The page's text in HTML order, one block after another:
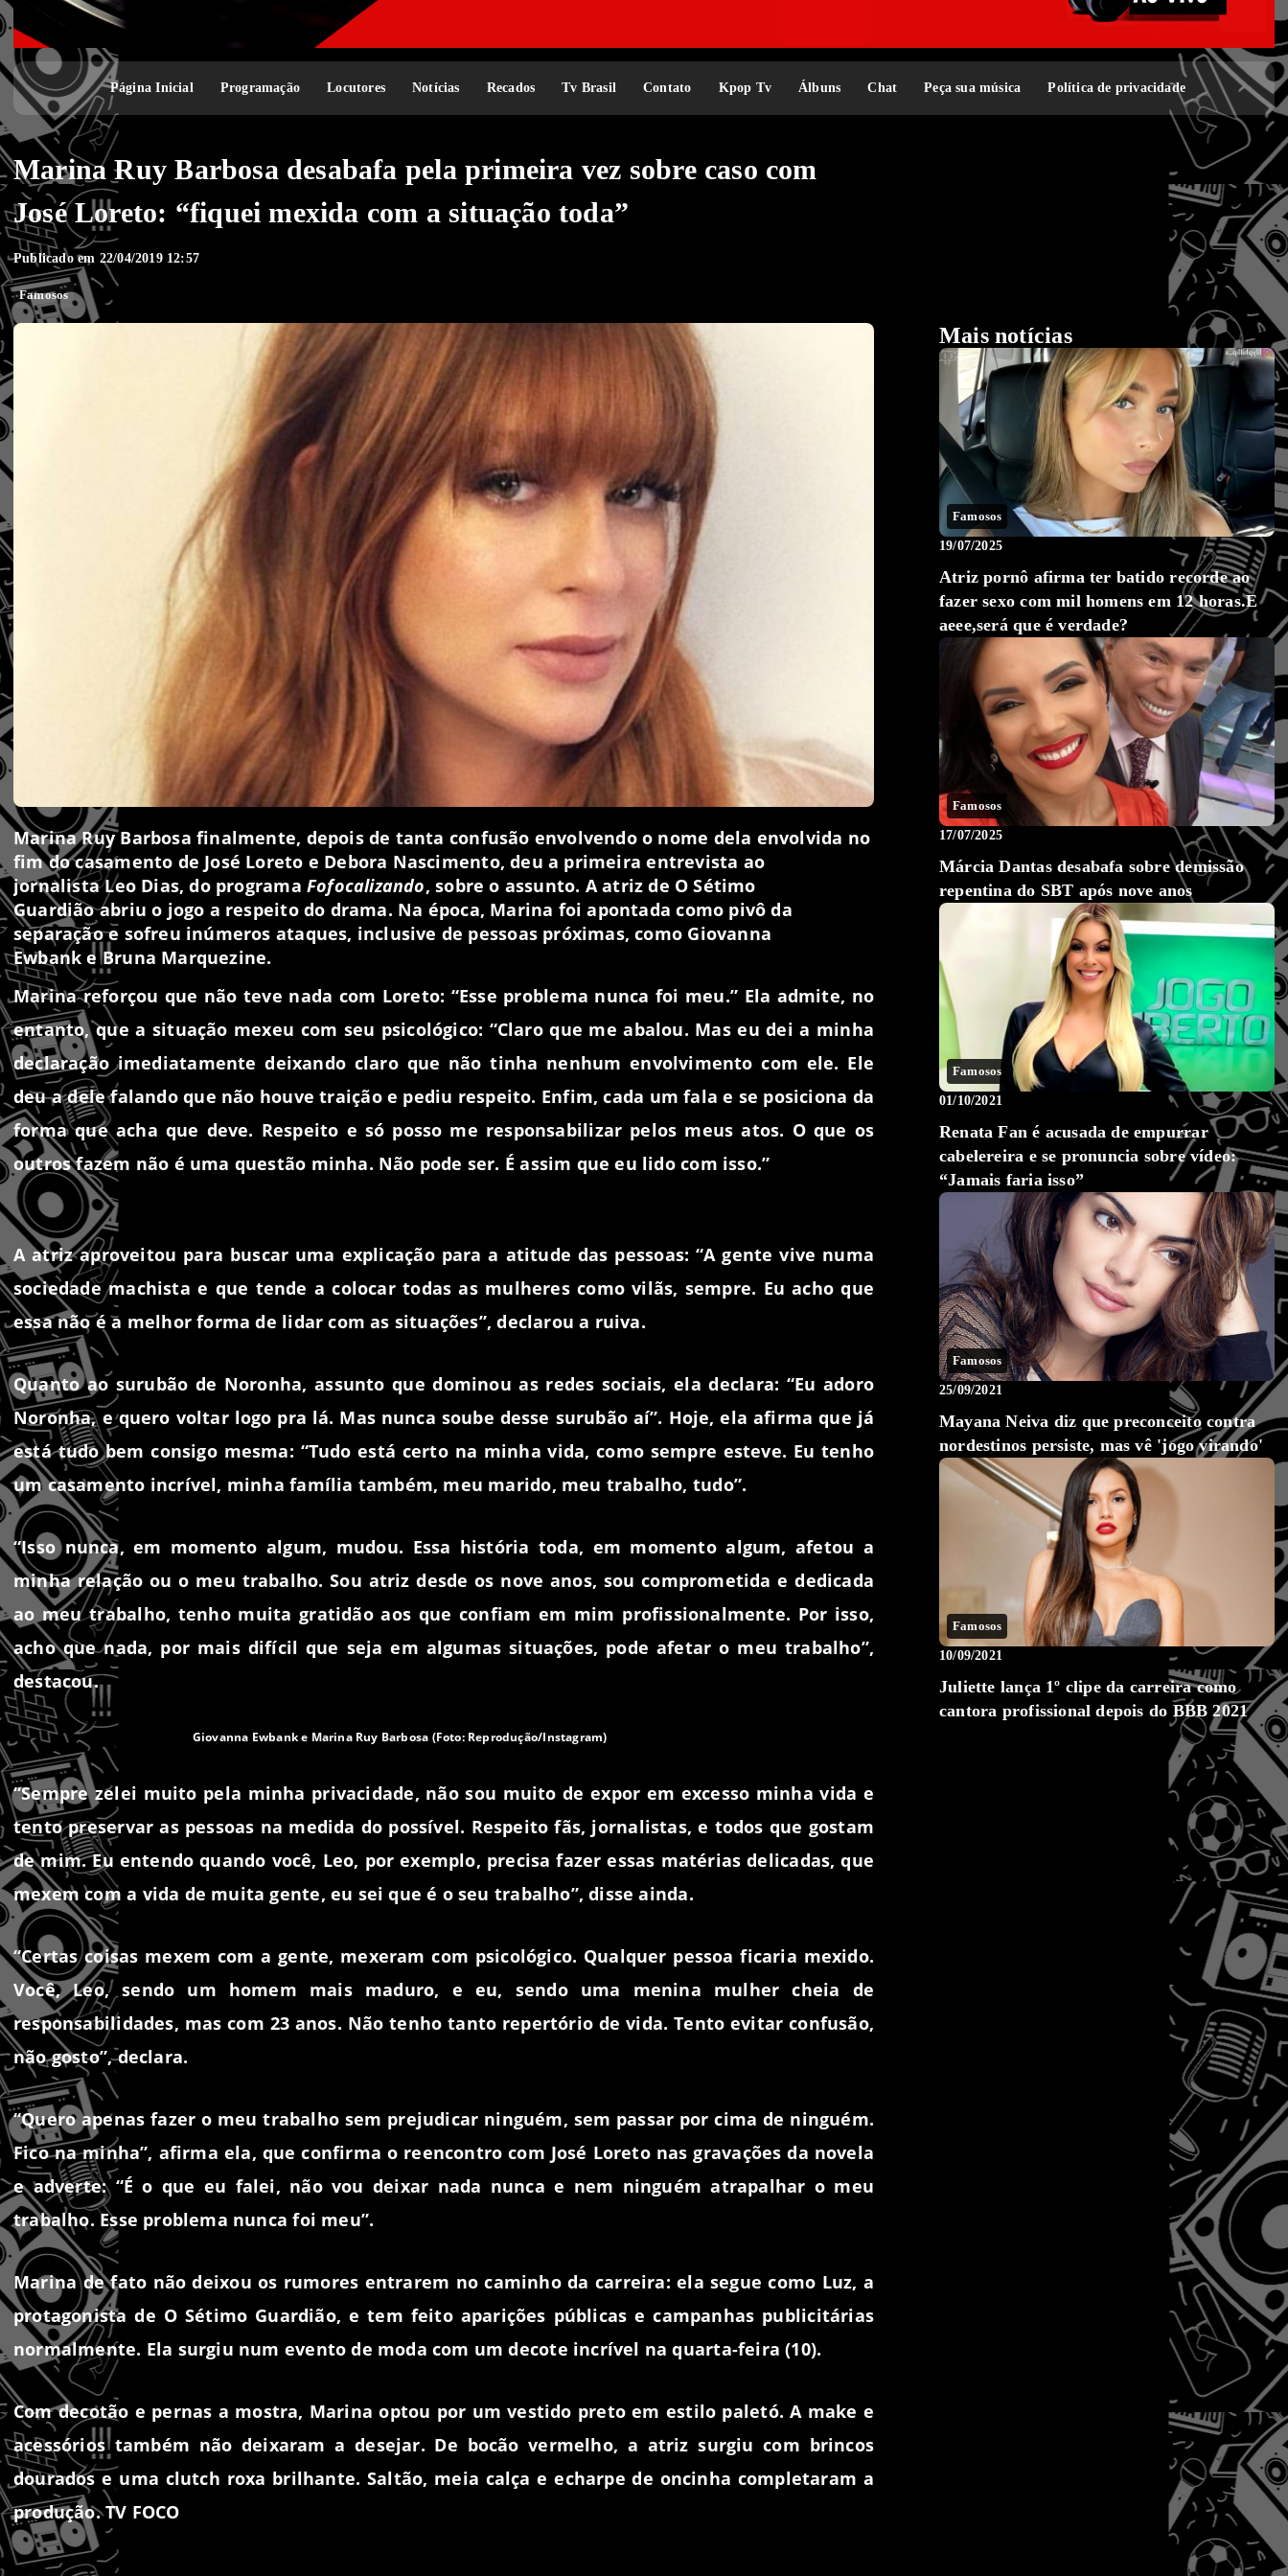
Página Inicial Programação Locutores Notícias Recados Tv Brasil Contato Kpop Tv Álbuns Chat Peça sua música Política de privacidade
Marina Ruy Barbosa desabafa pela primeira vez sobre caso com
José Loreto: “fiquei mexida com a situação toda”
Publicado em 22/04/2019 12:57
Famosos
Marina Ruy Barbosa finalmente, depois de tanta confusão envolvendo o nome dela envolvida no
fim do casamento de José Loreto e Debora Nascimento, deu a primeira entrevista ao
jornalistaLeo Dias, do programa Fofocalizando, sobre o assunto. A atriz de O Sétimo
Guardiãoabriu o jogo a respeito do drama. Na época, Marina foi apontada como pivô da
separação e sofreu inúmeros ataques, inclusive de pessoas próximas, como Giovanna
Ewbank eBruna Marquezine.
Marina reforçou que não teve nada com Loreto: “Esse problema nunca foi meu.” Ela admite, no
entanto, que a situação mexeu com seu psicológico: “Claro que me abalou. Mas eu dei a minha
declaração imediatamente deixando claro que não tinha nenhum envolvimento com ele. Ele
deu a dele falando que não houve traição e pediu respeito. Enfim, cada um fala e se posiciona da
forma que acha que deve. Respeito e só posso me responsabilizar pelos meus atos. O que os
outros fazem não é uma questão minha. Não pode ser. É assim que eu lido com isso.”
A atriz aproveitou para buscar uma explicação para a atitude das pessoas: “A gente vive numa
sociedade machista e que tende a colocar todas as mulheres como vilãs, sempre. Eu acho que
essa não é a melhor forma de lidar com as situações”, declarou a ruiva.
Quanto ao surubão de Noronha, assunto que dominou as redes sociais, ela declara: “Eu adoro
Noronha, e quero voltar logo pra lá. Mas nunca soube desse surubão aí”. Hoje, ela afirma que já
está tudo bem consigo mesma: “Tudo está certo na minha vida, como sempre esteve. Eu tenho
um casamento incrível, minha família também, meu marido, meu trabalho, tudo”.
“Isso nunca, em momento algum, mudou. Essa história toda, em momento algum, afetou a
minha relação ou o meu trabalho. Sou atriz desde os nove anos, sou comprometida e dedicada
ao meu trabalho, tenho muita gratidão aos que confiam em mim profissionalmente. Por isso,
acho que nada, por mais difícil que seja em algumas situações, pode afetar o meu trabalho”,
destacou.
Giovanna Ewbank e Marina Ruy Barbosa (Foto: Reprodução/Instagram)
“Sempre zelei muito pela minha privacidade, não sou muito de expor em excesso minha vida e
tento preservar as pessoas na medida do possível. Respeito fãs, jornalistas, e todos que gostam
de mim. Eu entendo quando você, Leo, por exemplo, precisa fazer essas matérias delicadas, que
mexem com a vida de muita gente, eu sei que é o seu trabalho”, disse ainda.
“Certas coisas mexem com a gente, mexeram com psicológico. Qualquer pessoa ficaria mexido.
Você, Leo, sendo um homem mais maduro, e eu, sendo uma menina mulher cheia de
responsabilidades, mas com 23 anos. Não tenho tanto repertório de vida. Tento evitar confusão,
não gosto”, declara.
“Quero apenas fazer o meu trabalho sem prejudicar ninguém, sem passar por cima de ninguém.
Fico na minha”, afirma ela, que confirma o reencontro com José Loreto nas gravações da novela
e adverte: “É o que eu falei, não vou deixar nada nunca e nem ninguém atrapalhar o meu
trabalho. Esse problema nunca foi meu”.
Marina de fato não deixou os rumores entrarem no caminho da carreira: ela segue como Luz, a
protagonista de O Sétimo Guardião, e tem feito aparições públicas e campanhas publicitárias
normalmente. Ela surgiu num evento de moda com um decote incrível na quarta-feira (10).
Com decotão e pernas a mostra, Marina optou por um vestido preto em estilo paletó. A make e
acessórios também não deixaram a desejar. De bocão vermelho, a atriz surgiu com brincos
dourados e uma clutch roxa brilhante. Saltão, meia calça e echarpe de oncinha completaram a
produção. TV FOCO
Mais notícias
Famosos
19/07/2025
Atriz pornô afirma ter batido recorde ao
fazer sexo com mil homens em 12 horas.E
aeee,será que é verdade?
Famosos
17/07/2025
Márcia Dantas desabafa sobre demissão
repentina do SBT após nove anos
Famosos
01/10/2021
Renata Fan é acusada de empurrar
cabelereira e se pronuncia sobre vídeo:
“Jamais faria isso”
Famosos
25/09/2021
Mayana Neiva diz que preconceito contra
nordestinos persiste, mas vê 'jogo virando'
Famosos
10/09/2021
Juliette lança 1º clipe da carreira como
cantora profissional depois do BBB 2021